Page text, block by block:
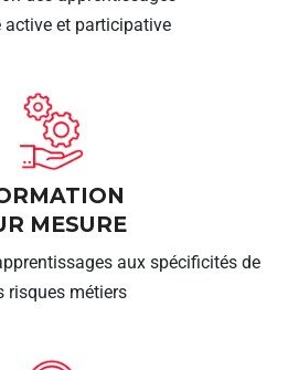
active et participative
MESURE
aux spécificités de
risques métiers